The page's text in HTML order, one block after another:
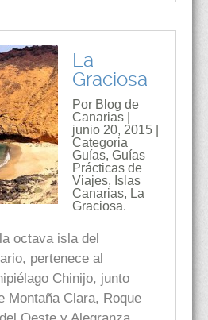
La
Graciosa
Por Blog de
Canarias |
junio 20, 2015 |
Categoria
Guías, Guías
Prácticas de
Viajes, Islas
Canarias, La
Graciosa.
octava isla del
pertenece al
Chinijo, junto
Montaña Clara, Roque